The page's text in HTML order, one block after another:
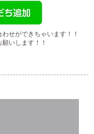
せができちゃいます！！
いします！！